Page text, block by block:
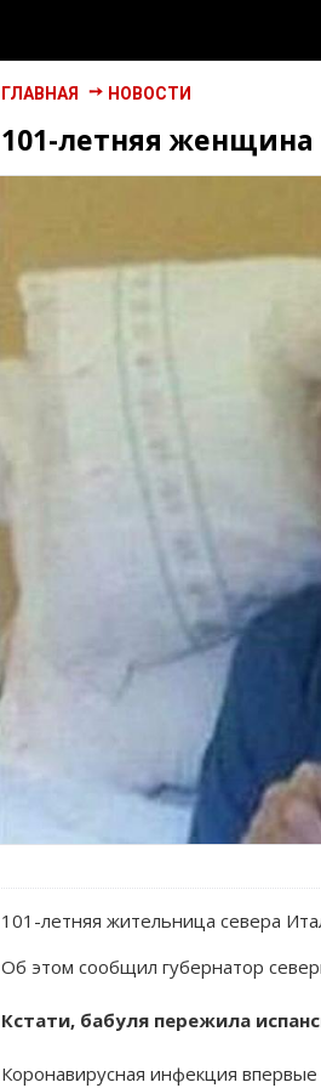
ГЛАВНАЯ НОВОСТИ
101-летняя женщина
101-летняя жительница севера
Об этом сообщил губернатор
Кстати, бабуля пережила
Коронавирусная инфекция